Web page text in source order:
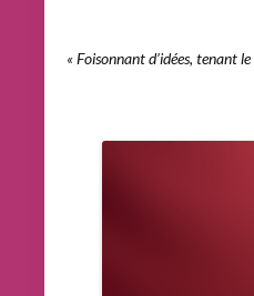
« Foisonnant d’idées, tenant